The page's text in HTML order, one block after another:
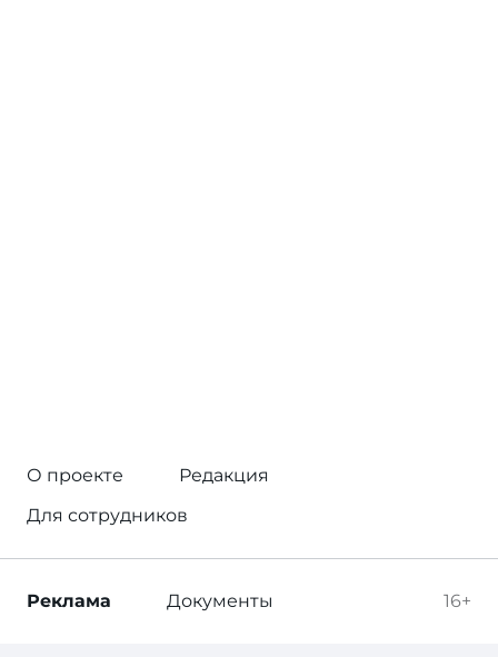
О проекте
Редакция
Для сотрудников
16+
Реклама Документы